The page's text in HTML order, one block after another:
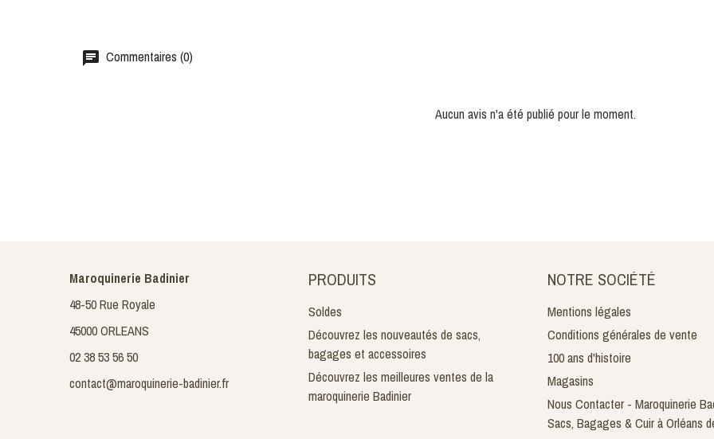
Commentaires (0)
Aucun avis n'a été publié pour le moment.
Maroquinerie Badinier
48-50 Rue Royale
45000 ORLEANS
02 38 53 56 50
contact@maroquinerie-badinier.fr
PRODUITS
Soldes
Découvrez les nouveautés de sacs,
bagages et accessoires
Découvrez les meilleures ventes de la
maroquinerie Badinier
NOTRE SOCIÉTÉ
Mentions légales
Conditions générales de vente
100 ans d'histoire
Magasins
Nous Contacter - Maroquinerie
Sacs, Bagages & Cuir à Orléans